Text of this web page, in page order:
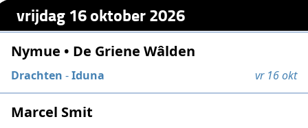
vrijdag 16 oktober 2026
Nymue • De Griene Wâlden
Drachten -Iduna vr 16 okt
Marcel Smit